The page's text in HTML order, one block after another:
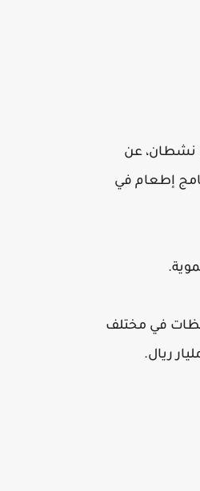
نشطان، عن
برنامج إطعام في
في مختلف